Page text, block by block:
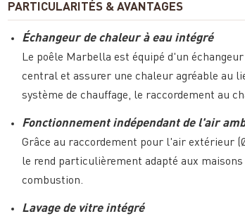
PARTICULARITÉS & AVANTAGES
Échangeur de chaleur à eau intégré
Le poêle Marbella est équipé d'un
central et assurer une chaleur agréable au
système de chauffage, le raccordement au
Fonctionnement indépendant de l'air
Grâce au raccordement pour l'air extérieur
le rend particulièrement adapté aux
combustion.
Lavage de vitre intégré